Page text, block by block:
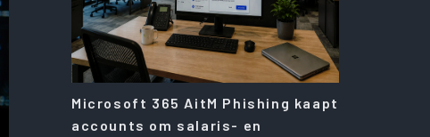
Microsoft 365 AitM Phishing kaapt
accounts om salaris- en